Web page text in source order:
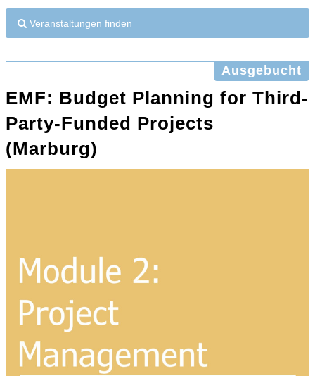
Veranstaltungen finden
Ausgebucht
EMF: Budget Planning for Third-
Party-Funded Projects
(Marburg)